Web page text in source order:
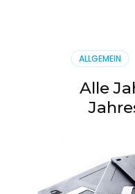
ALLGEMEIN
Alle